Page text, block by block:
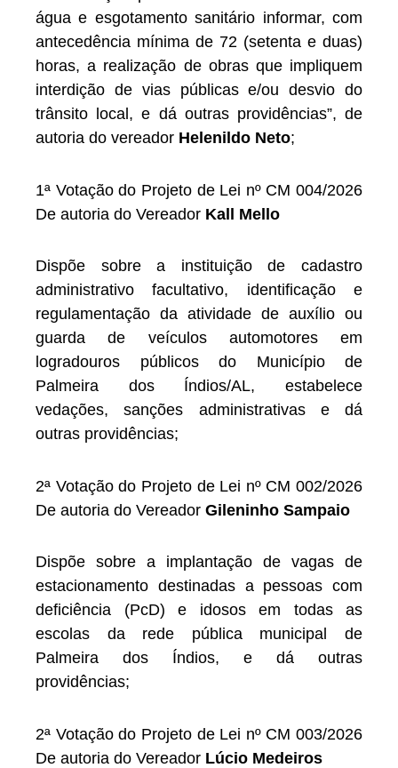
água e esgotamento sanitário informar, com
antecedência mínima de 72 (setenta e duas)
horas, a realização de obras que impliquem
interdição de vias públicas e/ou desvio do
trânsito local, e dá outras providências”, de
autoria do vereador Helenildo Neto;
1ª Votação do Projeto de Lei nº CM 004/2026
De autoria do Vereador Kall Mello
Dispõe sobre a instituição de cadastro
administrativo facultativo, identificação e
regulamentação da atividade de auxílio ou
guarda de veículos automotores em
logradouros públicos do Município de
Palmeira dos Índios/AL, estabelece
vedações, sanções administrativas e dá
outras providências;
2ª Votação do Projeto de Lei nº CM 002/2026
De autoria do Vereador Gileninho Sampaio
Dispõe sobre a implantação de vagas de
estacionamento destinadas a pessoas com
deficiência (PcD) e idosos em todas as
escolas da rede pública municipal de
Palmeira dos Índios, e dá outras
providências;
2ª Votação do Projeto de Lei nº CM 003/2026
De autoria do Vereador Lúcio Medeiros